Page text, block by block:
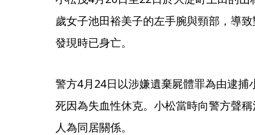
歲女子池田裕美子的左手腕與頸部，導
發現時已身亡。
警方4月24日以涉嫌遺棄屍體罪為由逮
死因為失血性休克。小松當時向警方聲
人為同居關係。